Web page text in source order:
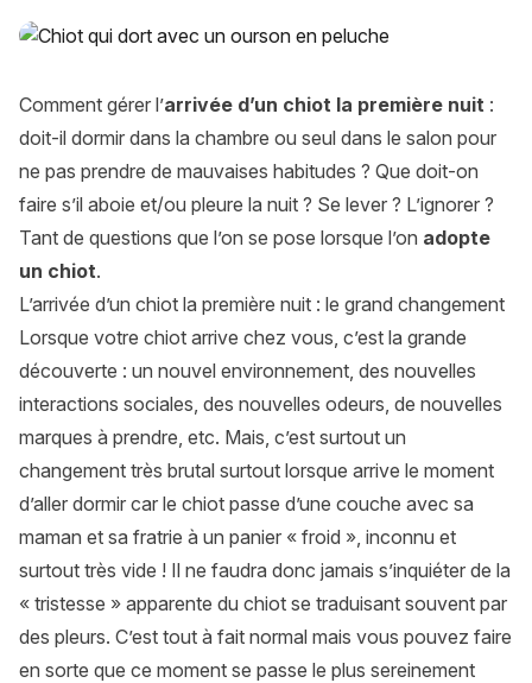
Comment gérer l’arrivée d’un chiot la première nuit ?
Comment gérer l’arrivée d’un chiot la première nuit :
doit-il dormir dans la chambre ou seul dans le salon pour
ne pas prendre de mauvaises habitudes ? Que doit-on
faire s’il aboie et/ou pleure la nuit ? Se lever ? L’ignorer ?
Tant de questions que l’on se pose lorsque l’on adopte
un chiot.
L’arrivée d’un chiot la première nuit : le grand changement
Lorsque votre chiot arrive chez vous, c’est la grande
découverte : un nouvel environnement, des nouvelles
interactions sociales, des nouvelles odeurs, de nouvelles
marques à prendre, etc. Mais, c’est surtout un
changement très brutal surtout lorsque arrive le moment
d’aller dormir car le chiot passe d’une couche avec sa
maman et sa fratrie à un panier « froid », inconnu et
surtout très vide ! Il ne faudra donc jamais s’inquiéter de la
« tristesse » apparente du chiot se traduisant souvent par
des pleurs. C’est tout à fait normal mais vous pouvez faire
en sorte que ce moment se passe le plus sereinement